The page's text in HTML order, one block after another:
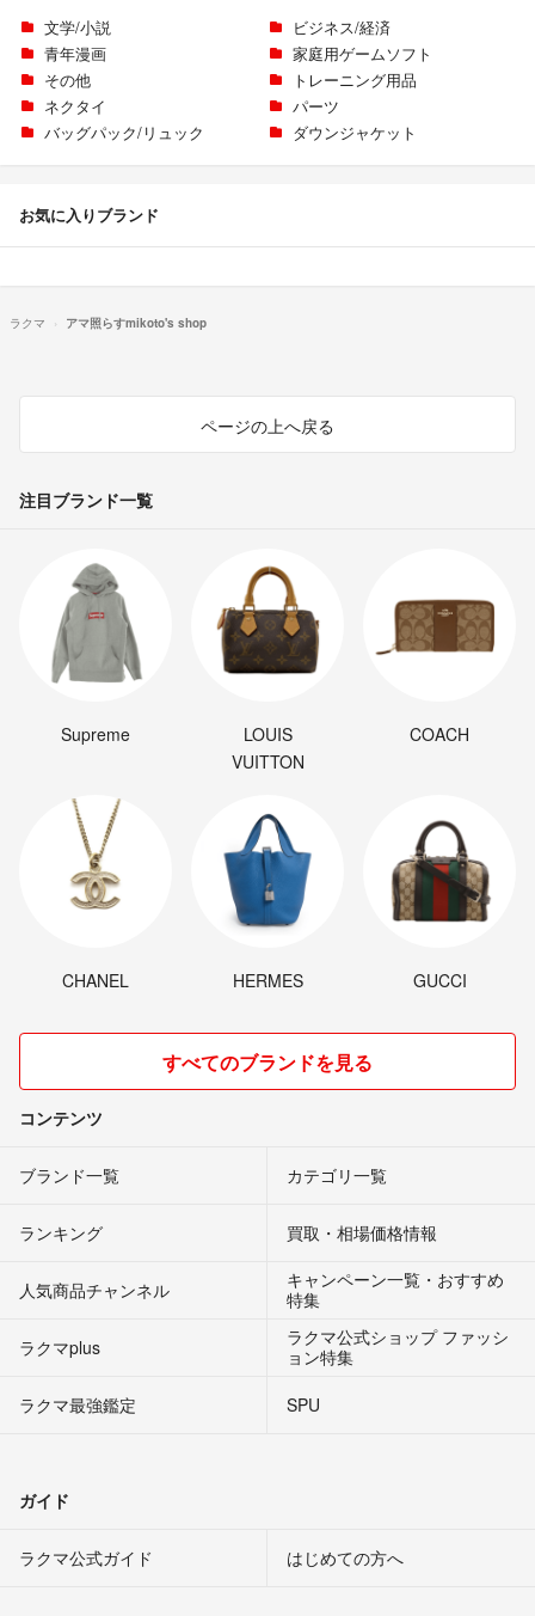
文学/小説
ビジネス/経済
青年漫画
家庭用ゲームソフト
その他
トレーニング用品
ネクタイ
パーツ
バッグパック/リュック
ダウンジャケット
お気に入りブランド
ラクマ アマ照らすmikoto's shop
ページの上へ戻る
注目ブランド一覧
Supreme
LOUIS
VUITTON
COACH
CHANEL HERMES GUCCI
すべてのブランドを見る
コンテンツ
ブランド一覧 カテゴリ一覧
ランキング 買取・相場価格情報
人気商品チャンネル
キャンペーン一覧・おすすめ
特集
ラクマplus
ラクマ公式ショップ ファッシ
ョン特集
ラクマ最強鑑定
SPU
ガイド
ラクマ公式ガイド はじめての方へ